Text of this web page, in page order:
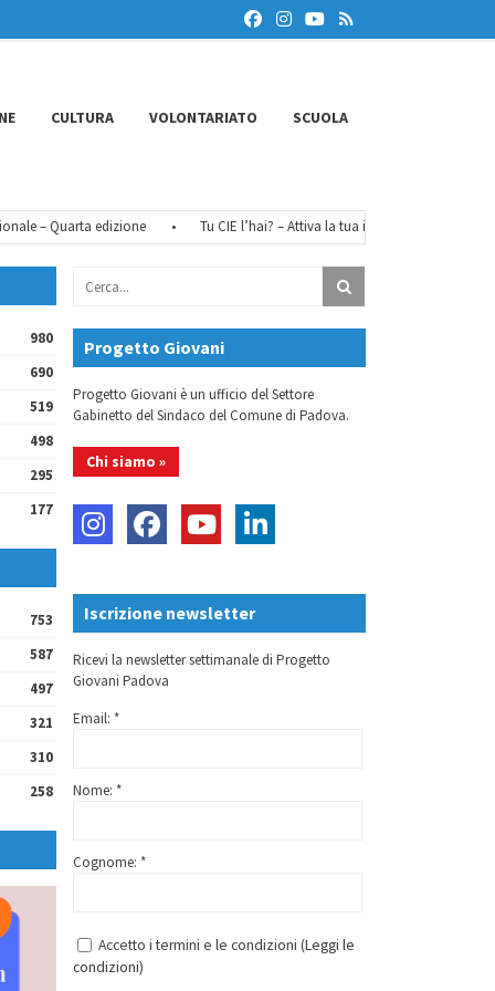
CULTURA VOLONTARIATO SCUOLA
– Quarta edizione Tu CIE l’hai? – Attiva la tua identità digitale
980
690
519
498
295
177
753
587
497
321
310
258
Progetto Giovani
Progetto Giovani è un ufficio del Settore
Gabinetto del Sindaco del Comune di Padova.
Chi siamo »
Iscrizione newsletter
Ricevi la newsletter settimanale di Progetto
Giovani Padova
Email: *
Nome: *
Cognome: *
Accetto i termini e le condizioni (Leggi le
condizioni)